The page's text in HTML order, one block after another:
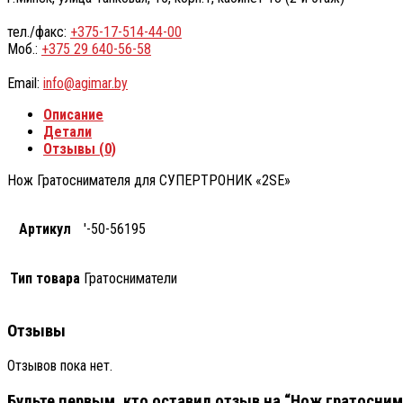
тел./факс: +375-17-514-44-00
Моб.: +375 29 640-56-58
Email: info@agimar.by
Описание
Детали
Отзывы (0)
Нож Гратоснимателя для СУПЕРТРОНИК «2SЕ»
Артикул '-50-56195
Тип товара Гратосниматели
Отзывы
Отзывов пока нет.